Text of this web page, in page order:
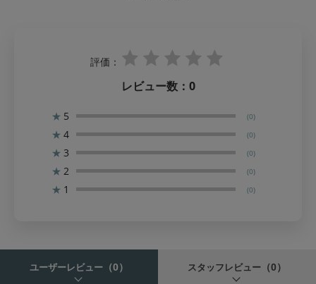
評価：
レビュー数： 0
★ 5 (0)
★ 4 (0)
★ 3 (0)
★ 2 (0)
★ 1 (0)
ユーザーレビュー （0） スタッフレビュー （0）